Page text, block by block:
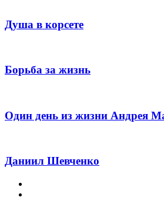
Душа в корсете
Борьба за жизнь
Один день из жизни Андрея
Даниил Шевченко